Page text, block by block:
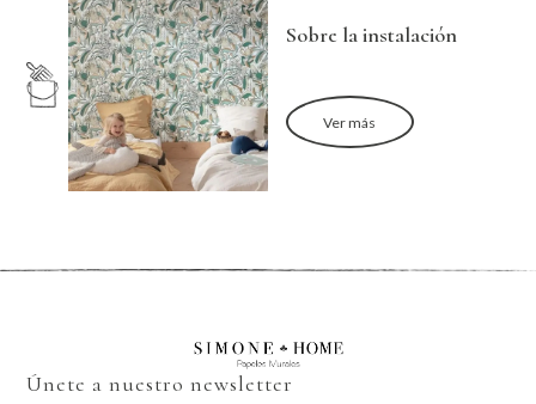
Sobre la instalación
Ver más
Únete a nuestro newsletter